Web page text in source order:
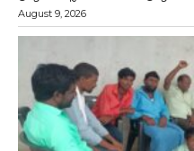
August 9, 2026